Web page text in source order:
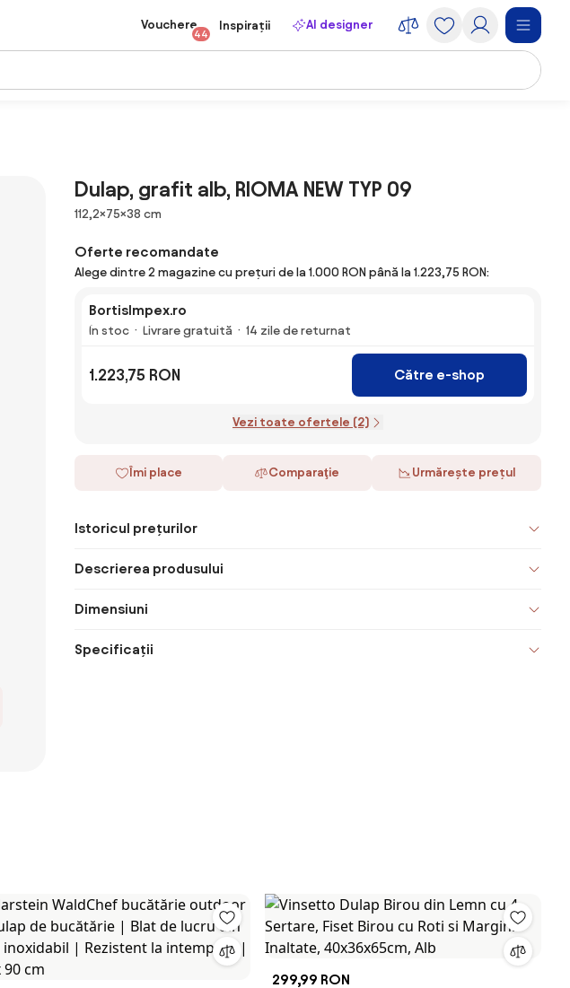
Vouchere
44
Inspirații AI designer
Dulap, grafit alb, RIOMA NEW TYP 09
Dimensiuni
112,2×75×38 cm
Oferte recomandate
Alege dintre 2 magazine cu prețuri de la 1.000 RON până la 1.223,75 RON:
BortisImpex.ro
În stoc Livrare gratuită 14 zile de returnat
1.223,75 RON Către e-shop
Vezi toate ofertele (2)
Îmi place Comparaţie Urmărește prețul
Istoricul prețurilor
Descrierea produsului
Dimensiuni
Specificații
299,99 RON